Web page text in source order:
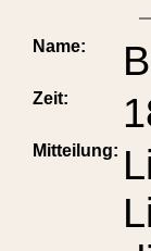
Name:
Zeit:
Mitteilung: